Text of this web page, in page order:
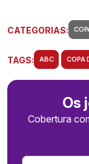
CATEGORIAS:
TAGS: ABC COPA
Os
Cobertura